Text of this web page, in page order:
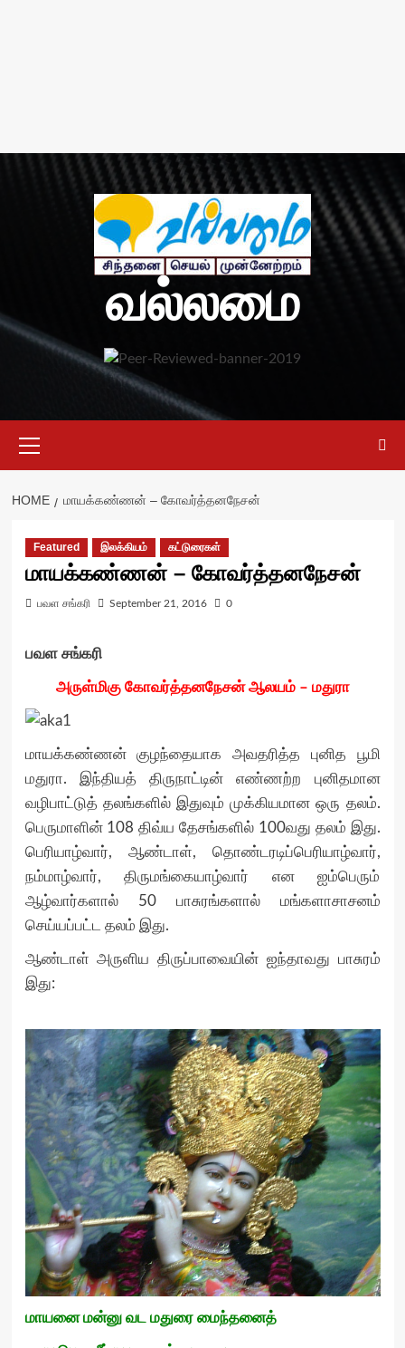
வல்லமை
Menu
HOME மாயக்கண்ணன் – கோவர்த்தனநேசன்
Featured இலக்கியம் கட்டுரைகள்
மாயக்கண்ணன் – கோவர்த்தனநேசன்
பவள சங்கரி September 21, 2016 0
பவள சங்கரி
அருள்மிகு கோவர்த்தனநேசன் ஆலயம் – மதுரா
மாயக்கண்ணன் குழந்தையாக அவதரித்த புனித பூமி
மதுரா. இந்தியத் திருநாட்டின் எண்ணற்ற புனிதமான
வழிபாட்டுத் தலங்களில் இதுவும் முக்கியமான ஒரு தலம்.
பெருமாளின் 108 திவ்ய தேசங்களில் 100வது தலம் இது.
பெரியாழ்வார், ஆண்டாள், தொண்டரடிப்பெரியாழ்வார்,
நம்மாழ்வார், திருமங்கையாழ்வார் என ஐம்பெரும்
ஆழ்வார்களால் 50 பாசுரங்களால் மங்களாசாசனம்
செய்யப்பட்ட தலம் இது.
ஆண்டாள் அருளிய திருப்பாவையின் ஐந்தாவது பாசுரம்
இது:
மாயனை மன்னு வட மதுரை மைந்தனைத்